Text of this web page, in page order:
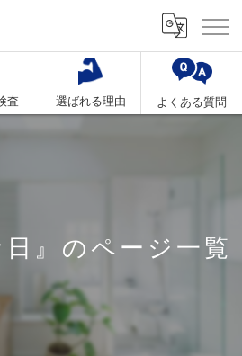
査 選ばれる理由 よくある質問
』のページ一覧